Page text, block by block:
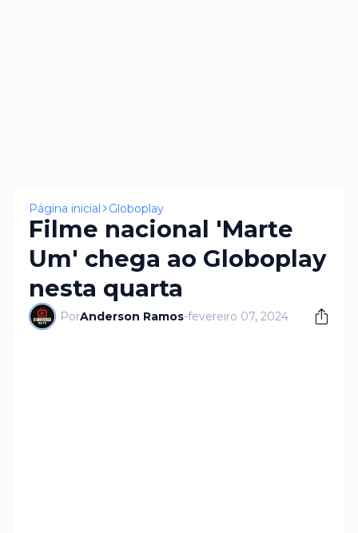
Página inicial Globoplay
Filme nacional 'Marte
Um' chega ao Globoplay
nesta quarta
PorAnderson Ramos-fevereiro 07, 2024